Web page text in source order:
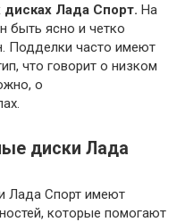
дисках Лада Спорт. На
быть ясно и четко
Подделки часто имеют
что говорит о низком
о
диски Лада
Лада Спорт имеют
которые помогают